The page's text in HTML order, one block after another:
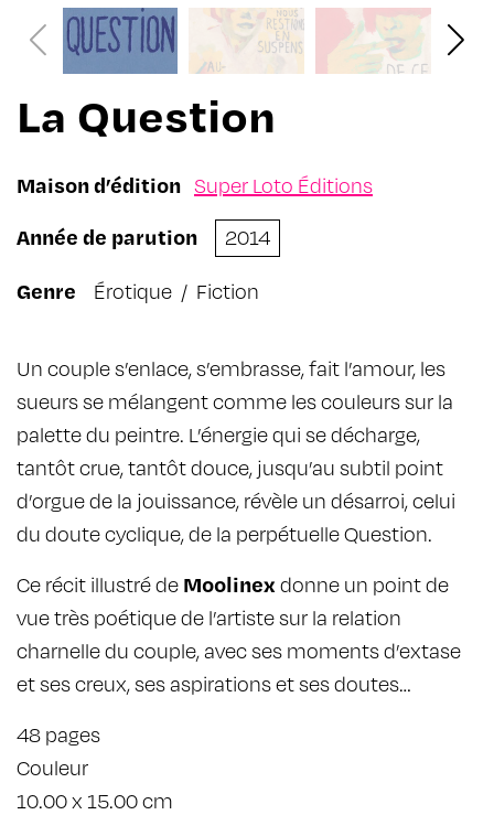
La Question
Maison d’édition Super Loto Éditions
Année de parution
2014
Genre
Érotique / Fiction
Un couple s’enlace, s’embrasse, fait l’amour, les
sueurs se mélangent comme les couleurs sur la
palette du peintre. L’énergie qui se décharge,
tantôt crue, tantôt douce, jusqu’au subtil point
d’orgue de la jouissance, révèle un désarroi, celui
du doute cyclique, de la perpétuelle Question.
Ce récit illustré de Moolinexdonne un point de
vue très poétique de l’artiste sur la relation
charnelle du couple, avec ses moments d’extase
et ses creux, ses aspirations et ses doutes…
48 pages
Couleur
10.00 x 15.00 cm